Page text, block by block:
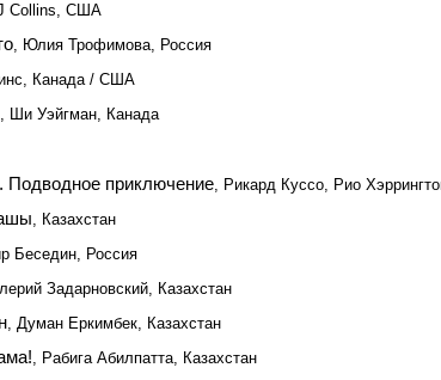
Collins, США
, Юлия Трофимова, Россия
Канада / США
, Ши Уэйгман, Канада
Подводное приключение, Рикард Куссо, Рио
, Казахстан
Беседин, Россия
Задарновский, Казахстан
, Думан Еркимбек, Казахстан
, Рабига Абилпатта, Казахстан